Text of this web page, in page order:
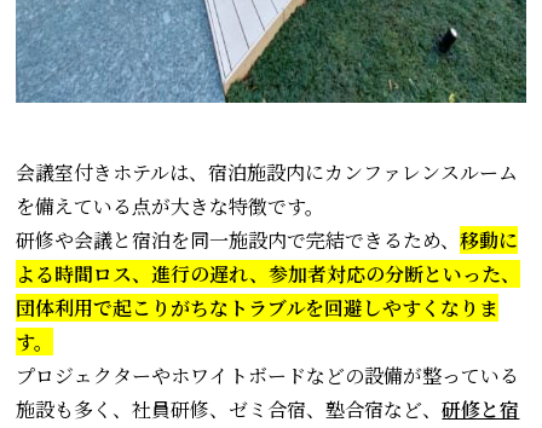
会議室付きホテルは、宿泊施設内にカンファレンスルーム
を備えている点が大きな特徴です。
研修や会議と宿泊を同一施設内で完結できるため、移動に
よる時間ロス、進行の遅れ、参加者対応の分断といった、
団体利用で起こりがちなトラブルを回避しやすくなりま
す。
プロジェクターやホワイトボードなどの設備が整っている
施設も多く、社員研修、ゼミ合宿、塾合宿など、研修と宿